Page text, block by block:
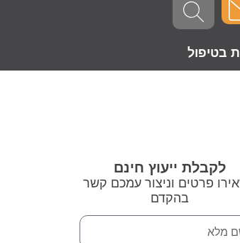
בטיפול
לקבלת ייעוץ חינם
פרטים וניצור עמכם קשר
בהקדם